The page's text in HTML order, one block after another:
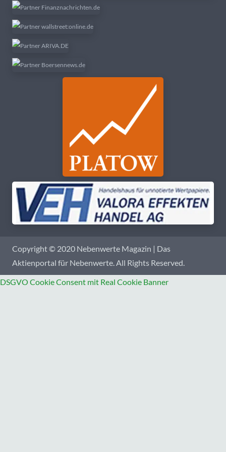
Copyright © 2020 Nebenwerte Magazin | Das
Aktienportal für Nebenwerte. All Rights Reserved.
DSGVO Cookie Consent mit Real Cookie Banner